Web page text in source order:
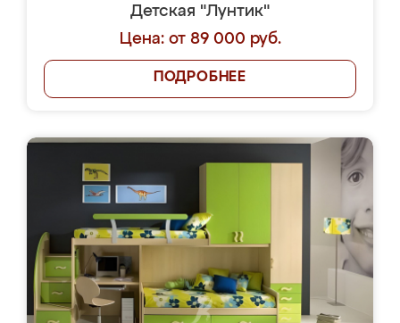
Детская "Лунтик"
Цена: от 89 000 руб.
ПОДРОБНЕЕ